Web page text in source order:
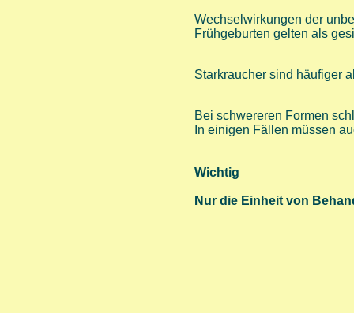
Wechselwirkungen der
Frühgeburten gelten als
Starkraucher sind häufiger
Bei schwereren Formen
In einigen Fällen müssen
Wichtig
Nur die Einheit von